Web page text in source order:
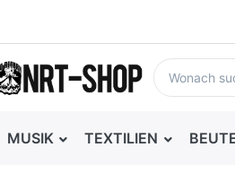
MUSIK TEXTILIEN